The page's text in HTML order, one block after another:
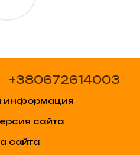
+380672614003
информация
сайта
сайта